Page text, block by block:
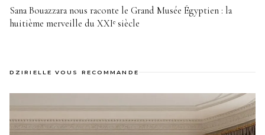
Sana Bouazzara nous raconte le Grand Musée Égyptien : la
huitième merveille du XXIᵉ siècle
DZIRIELLE VOUS RECOMMANDE